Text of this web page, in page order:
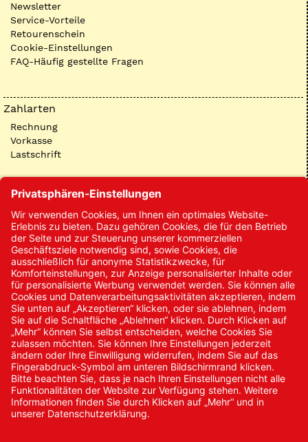
Newsletter
Service-Vorteile
Retourenschein
Cookie-Einstellungen
FAQ-Häufig gestellte Fragen
Zahlarten
Rechnung
Vorkasse
Lastschrift
Kontakt
Kontakt/Anfrage
Neukundenanmeldung
Kennwort vergessen
Bestellungen
Sendung verfolgen